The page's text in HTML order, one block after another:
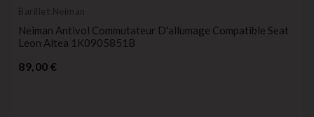
Barillet Neiman
Neiman Antivol Commutateur D'allumage Compatible Seat
Leon Altea 1K0905851B
89,00 €